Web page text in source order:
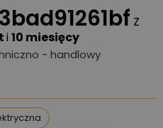
Z
i 10 miesięcy
- handlowy